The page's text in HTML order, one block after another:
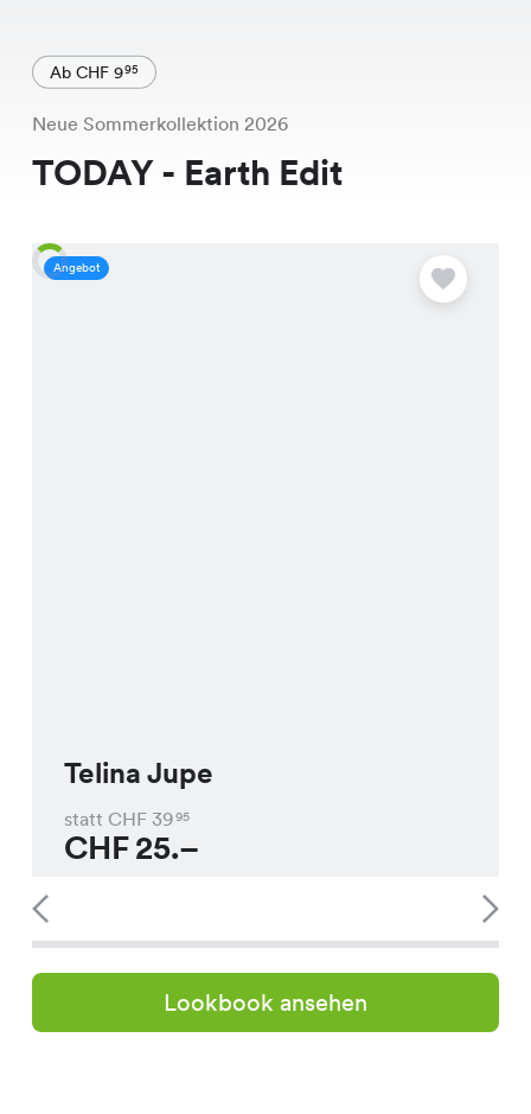
Ab CHF 995
Neue Sommerkollektion 2026
TODAY - Earth Edit
Angebot
Telina Jupe
statt CHF 3995
CHF25.–
Lookbook ansehen